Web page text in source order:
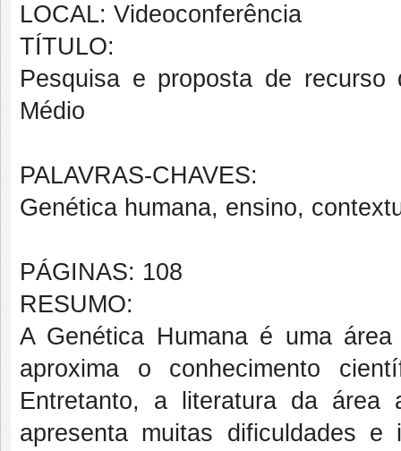
LOCAL: Videoconferência
TÍTULO:
Pesquisa e proposta de
Médio
PALAVRAS-CHAVES:
Genética humana, ensino,
PÁGINAS: 108
RESUMO:
A Genética Humana é uma
aproxima o conhecimento
Entretanto, a literatura da área
apresenta muitas dificuldades e